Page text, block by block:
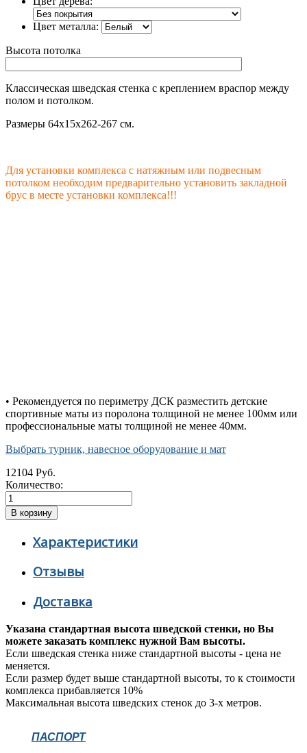
Цвет металла:
Высота потолка
Классическая шведская стенка с креплением враспор между
полом и потолком.
Размеры 64х15х262-267 см.
Для установки комплекса с натяжным или подвесным
потолком необходим предварительно установить закладной
брус в месте установки комплекса!!!
• Рекомендуется по периметру ДСК разместить детские
спортивные маты из поролона толщиной не менее 100мм или
профессиональные маты толщиной не менее 40мм.
Выбрать турник, навесное оборудование и мат
12104 Руб.
Количество:
Характеристики
Отзывы
Доставка
Указана стандартная высота шведской стенки, но Вы
можете заказать комплекс нужной Вам высоты.
Если шведская стенка ниже стандартной высоты - цена не
меняется.
Если размер будет выше стандартной высоты, то к стоимости
комплекса прибавляется 10%
Максимальная высота шведских стенок до 3-х метров.
ПАСПОРТ